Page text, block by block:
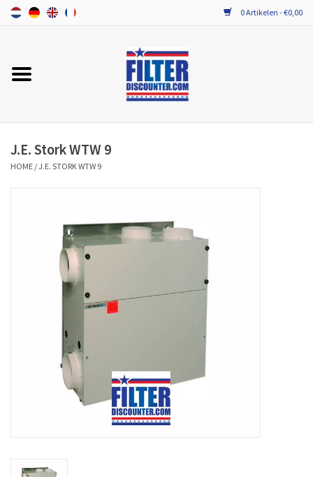
0 Artikelen - €0,00
Home
PROBIOTICA ONDERHOUD
J.E. Stork WTW 9
HOME / J.E. STORK WTW 9